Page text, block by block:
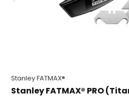
Stanley FATMAX®
Stanley FATMAX® PRO